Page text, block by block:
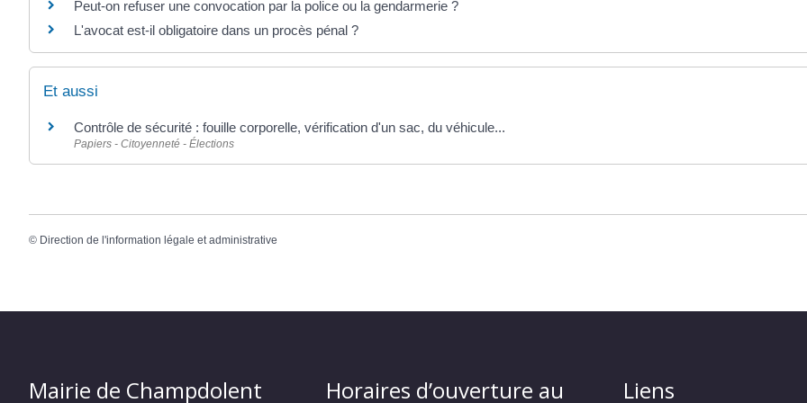
Peut-on refuser une convocation par la police ou la gendarmerie ?
L'avocat est-il obligatoire dans un procès pénal ?
Et aussi
Contrôle de sécurité : fouille corporelle, vérification d'un sac, du véhicule...
Papiers - Citoyenneté - Élections
© Direction de l'information légale et administrative
Mairie de Champdolent Horaires d’ouverture au Liens